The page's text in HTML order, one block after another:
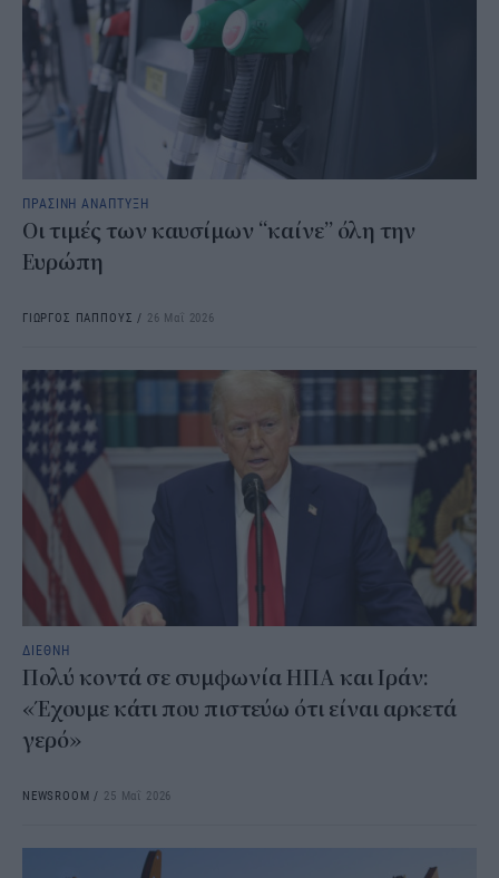
ΠΡΑΣΙΝΗ ΑΝΑΠΤΥΞΗ
Οι τιμές των καυσίμων “καίνε” όλη την
Ευρώπη
ΓΙΩΡΓΟΣ ΠΑΠΠΟΥΣ / 26 Μαΐ 2026
ΔΙΕΘΝΗ
Πολύ κοντά σε συμφωνία ΗΠΑ και Ιράν:
«Έχουμε κάτι που πιστεύω ότι είναι αρκετά
γερό»
NEWSROOM / 25 Μαΐ 2026